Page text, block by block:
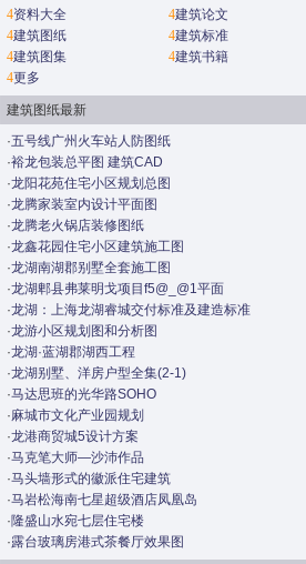
4资料大全 4建筑论文
4建筑图纸 4建筑标准
4建筑图集 4建筑书籍
4更多
建筑图纸最新
·五号线广州火车站人防图纸
·裕龙包装总平图 建筑CAD
·龙阳花苑住宅小区规划总图
·龙腾家装室内设计平面图
·龙腾老火锅店装修图纸
·龙鑫花园住宅小区建筑施工图
·龙湖南湖郡别墅全套施工图
·龙湖郫县弗莱明戈项目f5@_@1平面
·龙湖：上海龙湖睿城交付标准及建造标准
·龙游小区规划图和分析图
·龙湖·蓝湖郡湖西工程
·龙湖别墅、洋房户型全集(2-1)
·马达思班的光华路SOHO
·麻城市文化产业园规划
·龙港商贸城5设计方案
·马克笔大师—沙沛作品
·马头墙形式的徽派住宅建筑
·马岩松海南七星超级酒店凤凰岛
·隆盛山水宛七层住宅楼
·露台玻璃房港式茶餐厅效果图